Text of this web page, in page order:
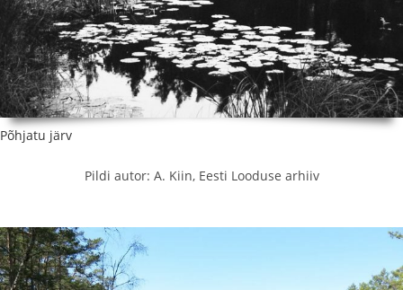
Põhjatu järv
Pildi autor: A. Kiin, Eesti Looduse arhiiv